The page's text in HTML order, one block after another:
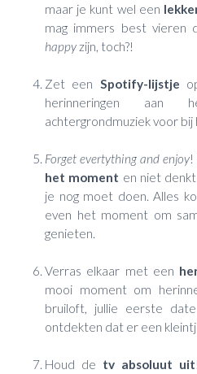
maar je kunt wel een
mag immers best vieren
happy zijn, toch?!
Zet een Spotify-lijstje
herinneringen
achtergrondmuziek voor bij
Forget evertything and enjoy
het moment en niet
je nog moet doen. Alles
even het moment om
genieten.
Verras elkaar met een
mooi moment om
bruiloft, jullie eerste
ontdekten dat er een
Houd de tv absoluut uit